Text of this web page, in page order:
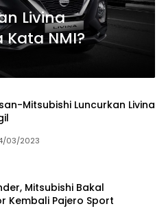
Livina
Kata NMI?
Mitsubishi Luncurkan Livina
03/2023
Mitsubishi Bakal
Kembali Pajero Sport